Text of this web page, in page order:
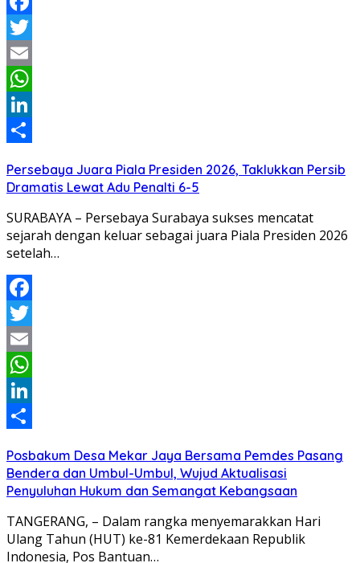
Facebook
Twitter
Email
WhatsApp
LinkedIn
Persebaya Juara Piala Presiden 2026, Taklukkan Persib
Dramatis Lewat Adu Penalti 6-5
SURABAYA – Persebaya Surabaya sukses mencatat
sejarah dengan keluar sebagai juara Piala Presiden 2026
setelah…
Facebook
Twitter
Email
WhatsApp
LinkedIn
Posbakum Desa Mekar Jaya Bersama Pemdes Pasang
Bendera dan Umbul-Umbul, Wujud Aktualisasi
Penyuluhan Hukum dan Semangat Kebangsaan
TANGERANG, – Dalam rangka menyemarakkan Hari
Ulang Tahun (HUT) ke-81 Kemerdekaan Republik
Indonesia, Pos Bantuan…